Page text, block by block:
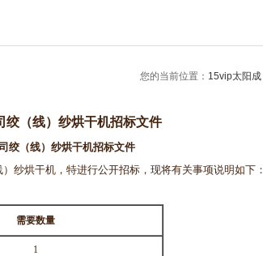
您的当前位置： 15vip太阳成
绞（线）纱烘干机招标文件
绞（线）纱烘干机招标文件
纱烘干机，特进行公开招标，现将有关事项说明如下：
需要数量
1